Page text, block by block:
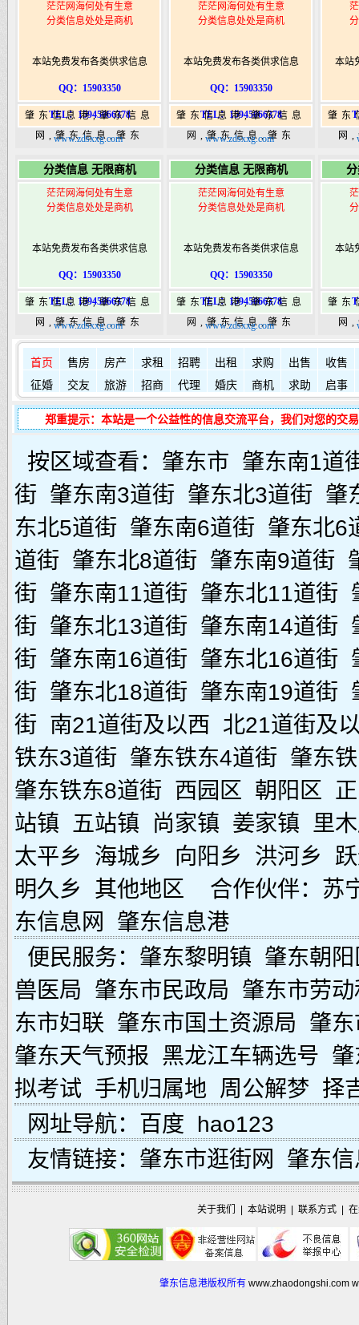
茫茫网海何处有生意
分类信息处处是商机
本站免费发布各类供求信息
QQ：15903350
TEL：15945066378
肇东信息港,肇东信息
网,肇东信息,肇东
港|www.zhaodongshi.com
www.zdsxxg.com
茫茫网海何处有生意
分类信息处处是商机
本站免费发布各类供求信息
QQ：15903350
TEL：15945066378
肇东信息港,肇东信息
网,肇东信息,肇东
港|www.zhaodongshi.com
www.zdsxxg.com
本站
肇东
网
港
分类信息 无限商机
茫茫网海何处有生意
分类信息处处是商机
本站免费发布各类供求信息
QQ：15903350
TEL：15945066378
肇东信息港,肇东信息
网,肇东信息,肇东
365,肇东365信息
港|www.zhaodongshi.com
www.zdsxxg.com
分类信息 无限商机
茫茫网海何处有生意
分类信息处处是商机
本站免费发布各类供求信息
QQ：15903350
TEL：15945066378
肇东信息港,肇东信息
网,肇东信息,肇东
365,肇东365信息
港|www.zhaodongshi.com
www.zdsxxg.com
本站
肇东
网
港
如何发布信息？ 如何固定在
首页 售房 房产 求租 招聘 出租 求购 出售
收售
征婚
交友 旅游 招商 代理 婚庆 商机 求助 启事
郑重提示：本站是一个公益性的信息交流平台，我们对您的交
按区域查看： 肇东市 肇东南1道
街 肇东南3道街 肇东北3道街 肇
东北5道街 肇东南6道街 肇东北6
道街 肇东北8道街 肇东南9道街
街 肇东南11道街 肇东北11道街
街 肇东北13道街 肇东南14道街
街 肇东南16道街 肇东北16道街
街 肇东北18道街 肇东南19道街
街 南21道街及以西 北21道街及
铁东3道街 肇东铁东4道街 肇东
肇东铁东8道街 西园区 朝阳区
站镇
五站镇 尚家镇 姜家镇
里
太平乡
海城乡 向阳乡 洪河乡
明久乡
其他地区 合作伙伴： 苏
东信息网
肇东信息港
便民服务： 肇东黎明镇 肇东朝
兽医局 肇东市民政局 肇东市劳
东市妇联 肇东市国土资源局 肇
肇东天气预报 黑龙江车辆选号
拟考试 手机归属地 周公解梦 择
网址导航： 百度 hao123
友情链接： 肇东市逛街网 肇东
关于我们 本站说明 联系方式|
肇东信息港版权所有 www.zhaodongshi.com